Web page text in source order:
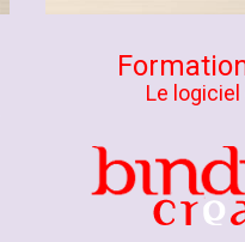
Le